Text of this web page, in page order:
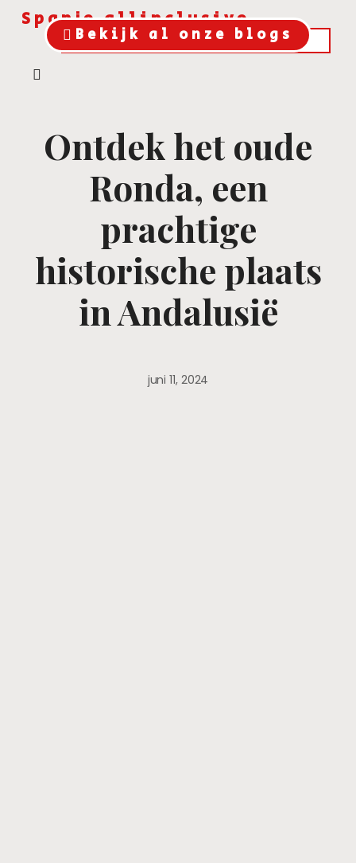
Spanje allinclusive
Bekijk al onze blogs
Ontdek het oude
Ronda, een
prachtige
historische plaats
in Andalusië
juni 11, 2024